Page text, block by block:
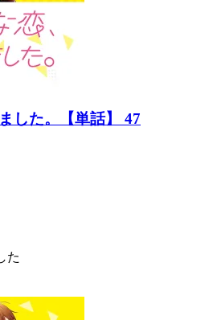
した。【単話】 47
た